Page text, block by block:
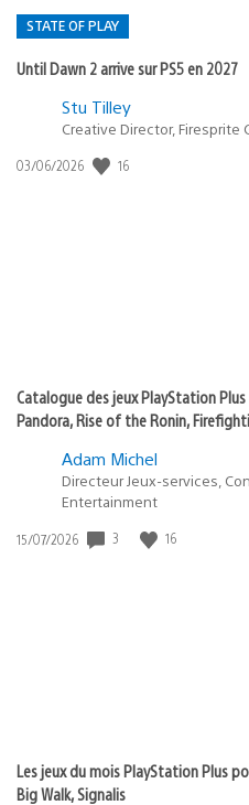
STATE OF PLAY
Until Dawn 2 arrive sur PS5 en 2027
Postée
:
Stu Tilley
Creative Director, Firesprite
Date
03/06/2026 16
Catalogue des jeux PlayStation
Pandora, Rise of the Ronin,
Adam Michel
Directeur Jeux-services,
Entertainment
Date
15/07/2026 3 16
Les jeux du mois PlayStation Plus
Big Walk, Signalis